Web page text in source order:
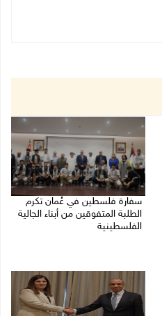
سفارة فلسطين في عُمان تكرم
الطلبة المتفوقين من أبناء الجالية
الفلسطينية